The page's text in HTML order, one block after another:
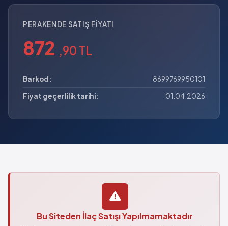
PERAKENDE SATIŞ FIYATI
872 ,90 TL
Barkod:
8699769950101
Fiyat geçerlilik tarihi:
01.04.2026
Bu Siteden İlaç Satışı Yapılmamaktadır